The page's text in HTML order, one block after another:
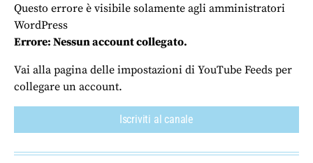
Questo errore è visibile solamente agli amministratori
WordPress
Errore: Nessun account collegato.
Vai alla pagina delle impostazioni di YouTube Feeds per
collegare un account.
Iscriviti al canale